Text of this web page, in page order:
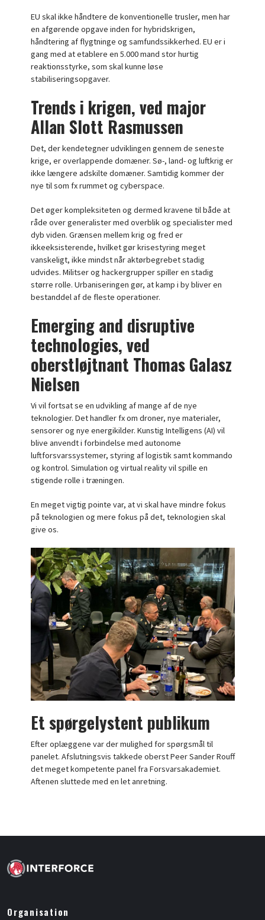
EU skal ikke håndtere de konventionelle trusler, men har
en afgørende opgave inden for hybridskrigen,
håndtering af flygtninge og samfundssikkerhed. EU er i
gang med at etablere en 5.000 mand stor hurtig
reaktionsstyrke, som skal kunne løse
stabiliseringsopgaver.
Trends i krigen, ved major
Allan Slott Rasmussen
Det, der kendetegner udviklingen gennem de seneste
krige, er overlappende domæner. Sø-, land- og luftkrig er
ikke længere adskilte domæner. Samtidig kommer der
nye til som fx rummet og cyberspace.
Det øger kompleksiteten og dermed kravene til både at
råde over generalister med overblik og specialister med
dyb viden. Grænsen mellem krig og fred er
ikkeeksisterende, hvilket gør krisestyring meget
vanskeligt, ikke mindst når aktørbegrebet stadig
udvides. Militser og hackergrupper spiller en stadig
større rolle. Urbaniseringen gør, at kamp i by bliver en
bestanddel af de fleste operationer.
Emerging and disruptive
technologies, ved
oberstløjtnant Thomas Galasz
Nielsen
Vi vil fortsat se en udvikling af mange af de nye
teknologier. Det handler fx om droner, nye materialer,
sensorer og nye energikilder. Kunstig Intelligens (AI) vil
blive anvendt i forbindelse med autonome
luftforsvarssystemer, styring af logistik samt kommando
og kontrol. Simulation og virtual reality vil spille en
stigende rolle i træningen.
En meget vigtig pointe var, at vi skal have mindre fokus
på teknologien og mere fokus på det, teknologien skal
give os.
Et spørgelystent publikum
Efter oplæggene var der mulighed for spørgsmål til
panelet. Afslutningsvis takkede oberst Peer Sander Rouff
det meget kompetente panel fra Forsvarsakademiet.
Aftenen sluttede med en let anretning.
Organisation